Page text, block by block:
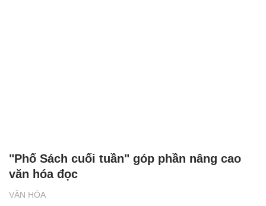
VĂN HÓA
"Phố Sách cuối tuần" góp phần nâng cao
văn hóa đọc